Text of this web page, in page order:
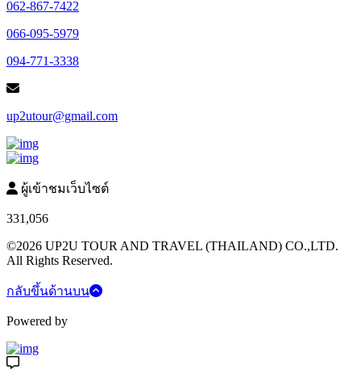
062-867-7422
066-095-5979
094-771-3338
up2utour@gmail.com
ผู้เข้าชมเว็บไซต์
331,056
©2026 UP2U TOUR AND TRAVEL (THAILAND) CO.,LTD.
All Rights Reserved.
กลับขึ้นด้านบน
Powered by